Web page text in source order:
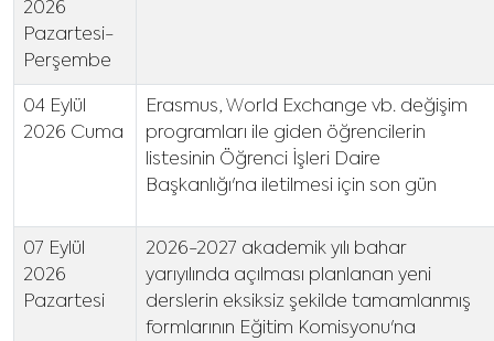
2026
Pazartesi-
Perşembe
04 Eylül
2026 Cuma
Erasmus, World Exchange vb. değişim
programları ile giden öğrencilerin
listesinin Öğrenci İşleri Daire
Başkanlığı'na iletilmesi için son gün
07 Eylül
2026
Pazartesi
2026-2027 akademik yılı bahar
yarıyılında açılması planlanan yeni
derslerin eksiksiz şekilde tamamlanmış
formlarının Eğitim Komisyonu'na